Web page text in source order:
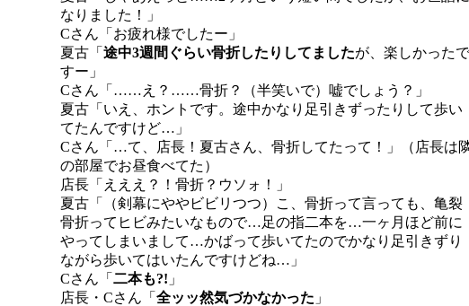
なりました！」
Cさん「お疲れ様でしたー」
夏古「 途中3週間ぐらい骨折したりしてましたが、楽しかったで
すー」
Cさん「……え？……骨折？（半笑いで）嘘でしょう？」
夏古「いえ、ホントです。途中かなり足引きずったりして歩い
てたんですけど…」
Cさん「…て、店長！夏古さん、骨折してたって！」（店長は
の部屋でお昼食べてた）
店長「えええ？！骨折？ウソォ！」
夏古「（剣幕にややビビリつつ）こ、骨折って言っても、亀裂
骨折ってヒビみたいなもので…足の指二本を…一ヶ月ほど前に
やってしまいまして…かばって歩いてたのでかなり足引きずり
ながら歩いてはいたんですけどね…」
Cさん「 二本も?! 」
店長・Cさん「 全ッッ然気づかなかった 」